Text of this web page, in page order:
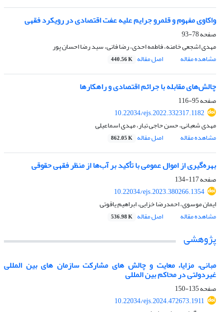
واکاوی مفهوم و قلمرو جرایم علیه عفت اقتصادی در رویکرد فقهی
صفحه78-93
مهدی اشجعی خامنه، فاطمه احدی، رضا فانی، سید رضا احسان پور
مشاهده مقاله
اصل مقاله 440.56 K
چالش‌های مقابله با جرائم اقتصادی و راهکارها
صفحه95-116
10.22034/ejs.2022.332317.1182
مهدی شعبانی، حسن حاجی تبار، مهدی اسماعیلی
مشاهده مقاله
اصل مقاله 862.05 K
بهره‌گیری از اموال عمومی با تأکید بر آب‌ها از منظر فقهی حقوقی
صفحه117-134
10.22034/ejs.2023.380266.1354
ایمان موسوی، احمدرضا خزایی، ابراهیم یاقوتی
مشاهده مقاله
اصل مقاله 536.98 K
پژوهشی
مبانی، مزایا، معایت و چالش های مشارکت سازمان های بین المللی
غیردولتی در محاکم بین المللی
صفحه135-150
10.22034/ejs.2024.472673.1911